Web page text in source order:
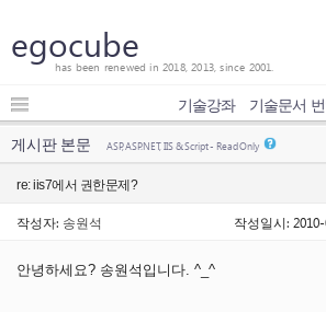
egocube
has been renewed in 2018, 2013, since 2001.
기술강좌 기술문서
게시판 본문 ASP, ASP.NET, IIS & Script - Read Only
re: iis7에서 권한문제?
작성자: 송원석 작성일시:
안녕하세요? 송원석입니다. ^_^